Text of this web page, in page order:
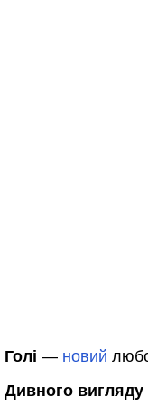
Голі — новий
Дивного вигляду